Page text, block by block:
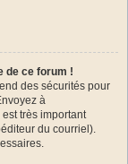
de ce forum !
des sécurités pour
à
très important
du courriel).